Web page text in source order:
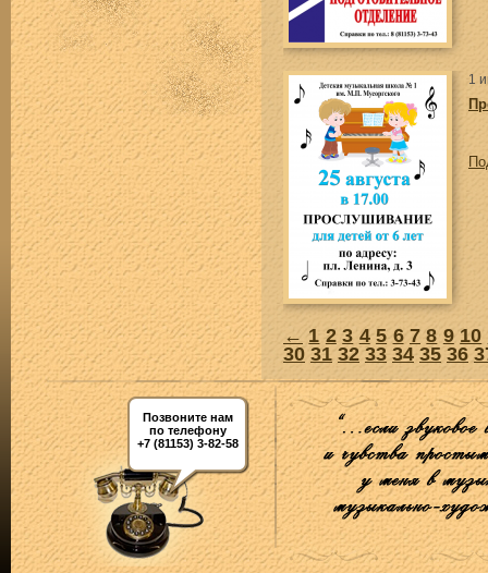
1
← 1 2 3 4 5 6 7 8 9 10
30 31 32 33 34 35 36
Позвоните нам
по телефону
+7 (81153) 3-82-58